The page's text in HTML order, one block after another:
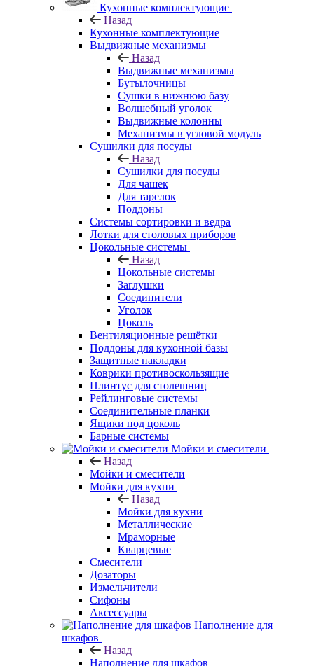
Кухонные комплектующие
Назад
Кухонные комплектующие
Выдвижные механизмы
Назад
Выдвижные механизмы
Бутылочницы
Сушки в нижнюю базу
Волшебный уголок
Выдвижные колонны
Механизмы в угловой модуль
Сушилки для посуды
Назад
Сушилки для посуды
Для чашек
Для тарелок
Поддоны
Системы сортировки и ведра
Лотки для столовых приборов
Цокольные системы
Назад
Цокольные системы
Заглушки
Соединители
Уголок
Цоколь
Вентиляционные решётки
Поддоны для кухонной базы
Защитные накладки
Коврики противоскользящие
Плинтус для столешниц
Рейлинговые системы
Соединительные планки
Ящики под цоколь
Барные системы
Мойки и смесители
Назад
Мойки и смесители
Мойки для кухни
Назад
Мойки для кухни
Металлические
Мраморные
Кварцевые
Смесители
Дозаторы
Измельчители
Сифоны
Аксессуары
Наполнение для
шкафов
Назад
Наполнение для шкафов